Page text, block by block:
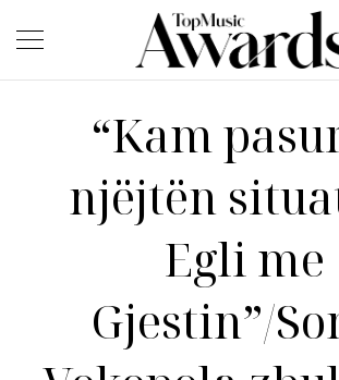
“Kam
njëjtën
Egli me
Gjestin”/